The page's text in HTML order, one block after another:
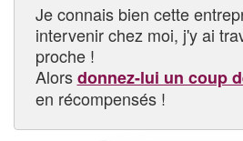
Je connais bien cette
intervenir chez moi, j'y ai
proche !
Alorsdonnez-lui un coup
en récompensés !